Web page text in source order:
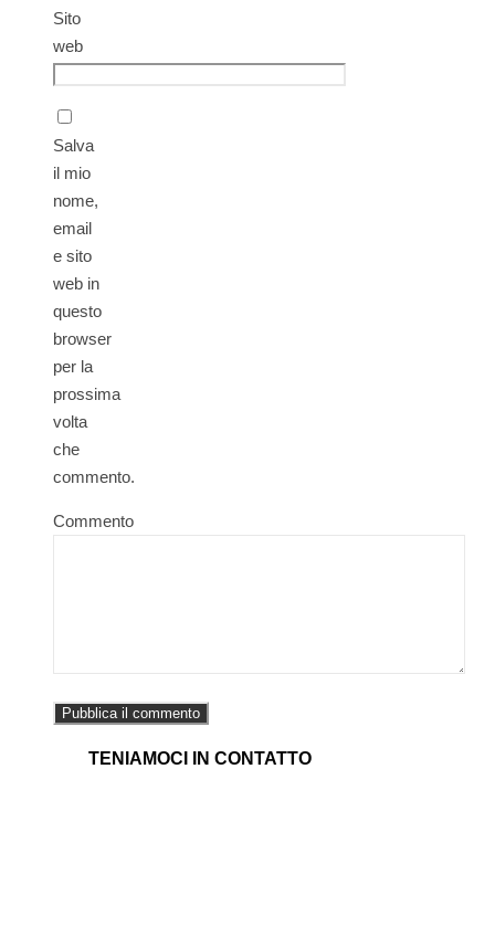
Sito
web
Salva
il mio
nome,
email
e sito
web in
questo
browser
per la
prossima
volta
che
commento.
Commento
TENIAMOCI IN CONTATTO